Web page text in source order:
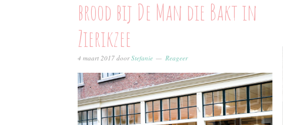
brood bij De Man die Bakt in
Zierikzee
4 maart 2017 doorStefanie Reageer